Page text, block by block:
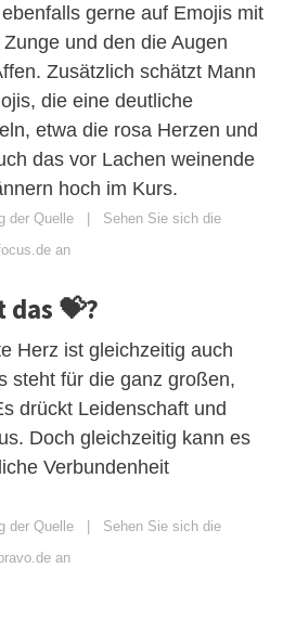
gerne auf Emojis mit
und den die Augen
Zusätzlich schätzt Mann
die eine deutliche
etwa die rosa Herzen und
das vor Lachen weinende
hoch im Kurs.
der Quelle | Sehen Sie sich die
an
das 💝?
Herz ist gleichzeitig auch
steht für die ganz großen,
drückt Leidenschaft und
Doch gleichzeitig kann es
Verbundenheit
der Quelle | Sehen Sie sich die
an